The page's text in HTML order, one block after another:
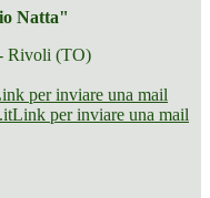
Natta"
Rivoli (TO)
per inviare una mail
Link per inviare una mail